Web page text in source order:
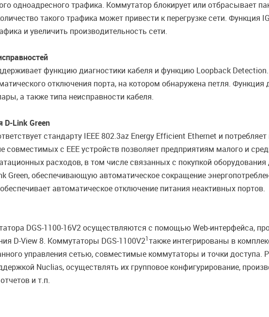
одноадресного трафика. Коммутатор блокирует или отбрасывает
такого трафика может привести к перегрузке сети. Функция
и увеличить производительность сети.
функцию диагностики кабеля и функцию Loopback
отключения порта, на котором обнаружена петля. Функция
а также типа неисправности кабеля.
D-Link Green
стандарту IEEE 802.3az Energy Efficient Ethernet и
совместимых с EEE устройств позволяет предприятиям малого и
расходов, в том числе связанных с покупкой
Green, обеспечивающую автоматическое сокращение
автоматическое отключение питания неактивных портов.
DGS-1100-16V2 осуществляются с помощью Web-интерфейса,
D-View 8. Коммутаторы DGS-1100V21также интегрированы в
управления сетью, совместимые коммутаторы и точки доступа.
Nuclias, осуществлять их групповое конфигурирование,
и т.п.